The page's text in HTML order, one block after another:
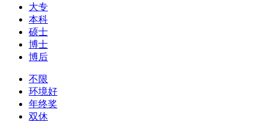
大专
本科
硕士
博士
博后
不限
环境好
年终奖
双休